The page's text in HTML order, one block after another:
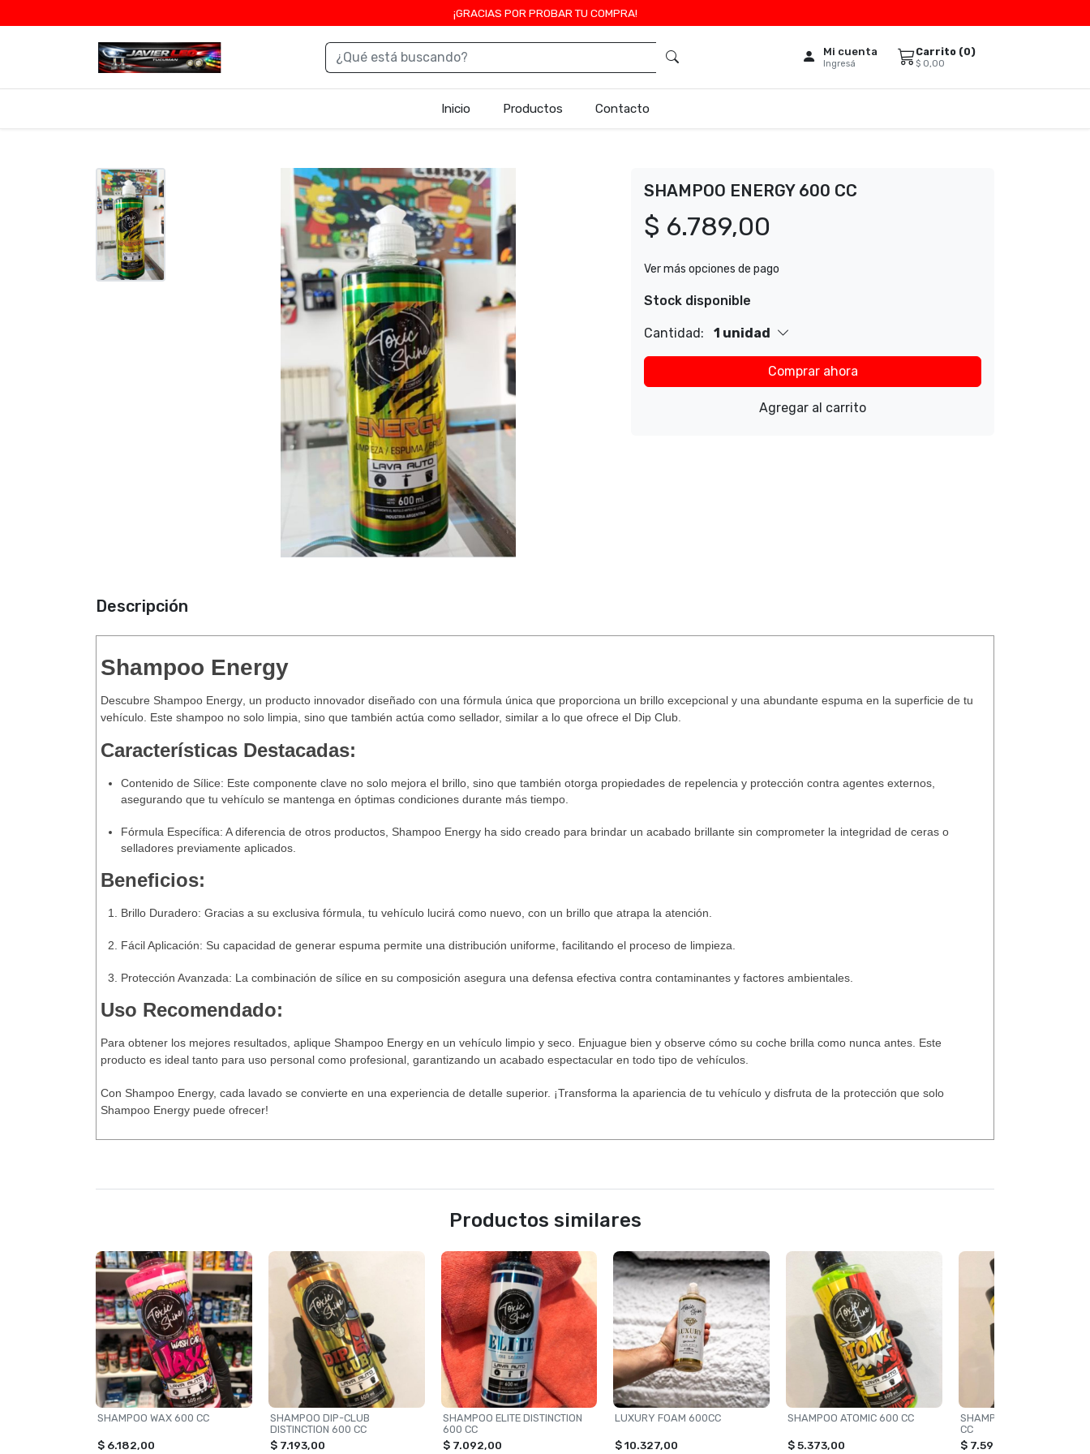
¡GRACIAS POR PROBAR TU COMPRA!
Mi cuenta
Ingresá
Carrito (0)
$ 0,00
Inicio Productos Contacto
SHAMPOO ENERGY 600 CC
$ 6.789,00
Ver más opciones de pago
Stock disponible
Cantidad: 1 unidad
Comprar ahora
Agregar al carrito
Descripción
Shampoo Energy
Descubre Shampoo Energy , un producto innovador diseñado con una fórmula única que proporciona un brillo excepcional y una abundante espuma en la superficie de tu
vehículo. Este shampoo no solo limpia, sino que también actúa como sellador, similar a lo que ofrece el Dip Club.
Características Destacadas:
Contenido de Sílice: Este componente clave no solo mejora el brillo, sino que también otorga propiedades de repelencia y protección contra agentes externos,
asegurando que tu vehículo se mantenga en óptimas condiciones durante más tiempo.
Fórmula Específica: A diferencia de otros productos, Shampoo Energy ha sido creado para brindar un acabado brillante sin comprometer la integridad de ceras o
selladores previamente aplicados.
Beneficios:
Brillo Duradero: Gracias a su exclusiva fórmula, tu vehículo lucirá como nuevo, con un brillo que atrapa la atención.
Fácil Aplicación: Su capacidad de generar espuma permite una distribución uniforme, facilitando el proceso de limpieza.
Protección Avanzada: La combinación de sílice en su composición asegura una defensa efectiva contra contaminantes y factores ambientales.
Uso Recomendado:
Para obtener los mejores resultados, aplique Shampoo Energy en un vehículo limpio y seco. Enjuague bien y observe cómo su coche brilla como nunca antes. Este
producto es ideal tanto para uso personal como profesional, garantizando un acabado espectacular en todo tipo de vehículos.
Con Shampoo Energy, cada lavado se convierte en una experiencia de detalle superior. ¡Transforma la apariencia de tu vehículo y disfruta de la protección que solo
Shampoo Energy puede ofrecer!
Productos similares
SHAMPOO WAX 600 CC
$ 6.182,00
SHAMPOO DIP-CLUB
DISTINCTION 600 CC
$ 7.193,00
SHAMPOO ELITE DISTINCTION
600 CC
$ 7.092,00
LUXURY FOAM 600CC
$ 10.327,00
SHAMPOO ATOMIC 600 CC
$ 5.373,00
SHAMPOO HYPER BLACK
CC
$ 7.596,00